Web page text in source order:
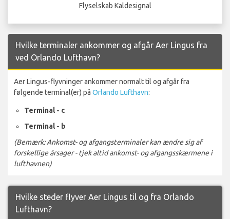
Flyselskab Kaldesignal
Hvilke terminaler ankommer og afgår Aer Lingus fra
ved Orlando Lufthavn?
Aer Lingus-flyvninger ankommer normalt til og afgår fra
følgende terminal(er) på Orlando Lufthavn:
Terminal - c
Terminal - b
(Bemærk: Ankomst- og afgangsterminaler kan ændre sig af
forskellige årsager - tjek altid ankomst- og afgangsskærmene i
lufthavnen)
Hvilke steder flyver Aer Lingus til og fra Orlando
Lufthavn?